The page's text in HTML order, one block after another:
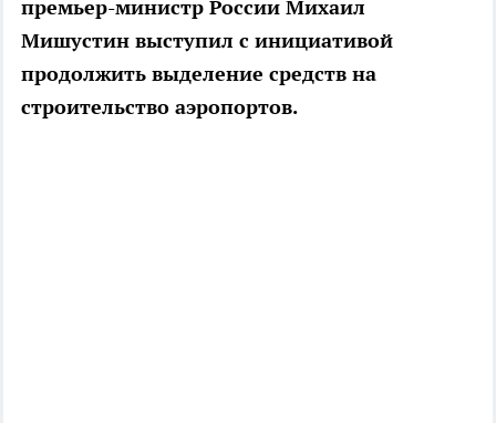
премьер-министр России Михаил
Мишустин выступил с инициативой
продолжить выделение средств на
строительство аэропортов.